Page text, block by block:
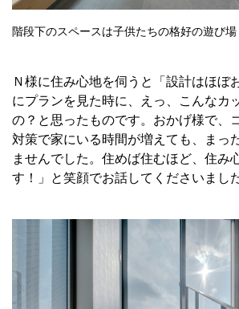
階段下のスペースは子供たちの格好の遊び場
Ｎ様に住み心地を伺うと「設計はほぼ
にプランを見た時に、えっ、こんなカ
の？と思ったものです。おかげ様で、
対策で家にいる時間が増えても、まっ
ませんでした。住めば住むほど、住み
す！」と笑顔でお話してくださいました